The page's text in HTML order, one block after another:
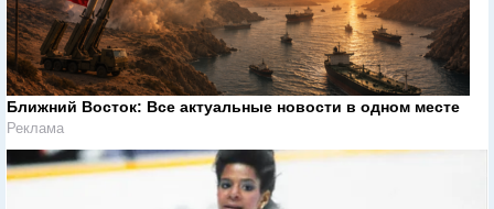
Ближний Восток: Все актуальные новости в одном месте
Реклама